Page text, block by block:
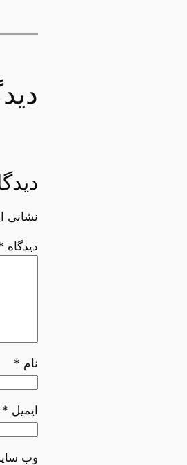
نشانی
دیدگاه
نام *
ایمیل *
وب‌